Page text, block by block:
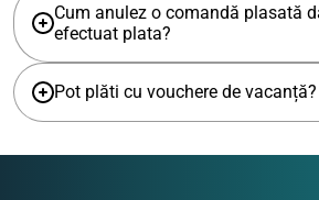
Cum anulez o comandă plasată
efectuat plata?
Pot plăti cu vouchere de vacanță?